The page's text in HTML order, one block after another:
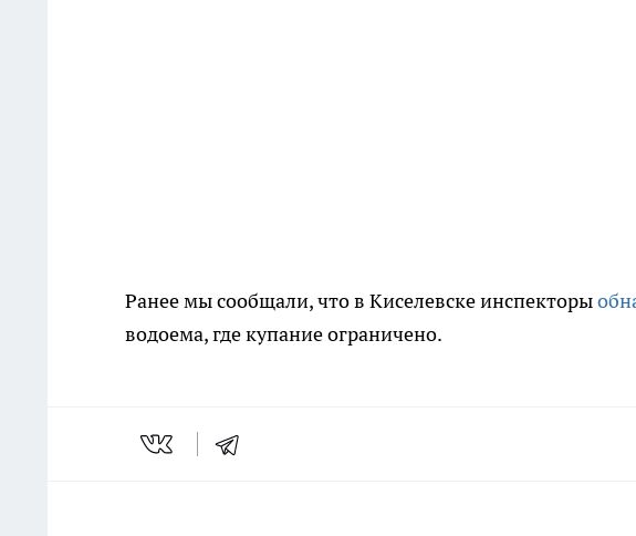
Ранее мы сообщали, что в Киселевске инспекторы
водоема, где купание ограничено.